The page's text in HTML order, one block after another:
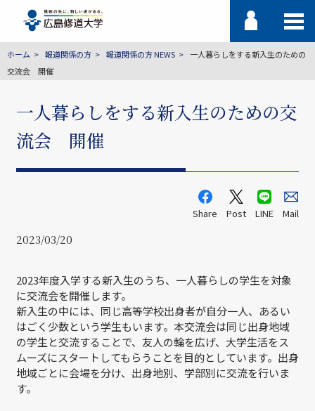
ホーム 報道関係の方 報道関係の方 NEWS
一人暮らしをする新入生のための
交流会 開催
一人暮らしをする新入生のための交
流会 開催
Share Post LINE Mail
2023/03/20
2023年度入学する新入生のうち、一人暮らしの学生を対象
に交流会を開催します。
新入生の中には、同じ高等学校出身者が自分一人、あるい
はごく少数という学生もいます。本交流会は同じ出身地域
の学生と交流することで、友人の輪を広げ、大学生活をス
ムーズにスタートしてもらうことを目的としています。出身
地域ごとに会場を分け、出身地別、学部別に交流を行いま
す。